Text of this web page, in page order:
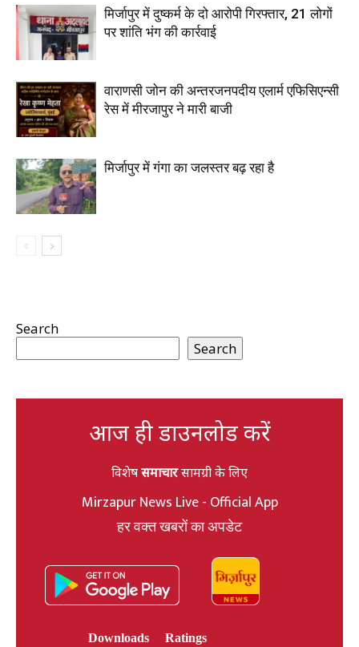
मिर्जापुर में दुष्कर्म के दो आरोपी गिरफ्तार, 21 लोगों
पर शांति भंग की कार्रवाई
वाराणसी जोन की अन्तरजनपदीय एलार्म एफिसिएन्सी
रेस में मीरजापुर ने मारी बाजी
मिर्जापुर में गंगा का जलस्तर बढ़ रहा है
Search
Search
आज ही डाउनलोड करें
विशेषसमाचारसामग्री के लिए
Mirzapur News Live - Official App
हर वक्त खबरों का अपडेट
Downloads
Ratings